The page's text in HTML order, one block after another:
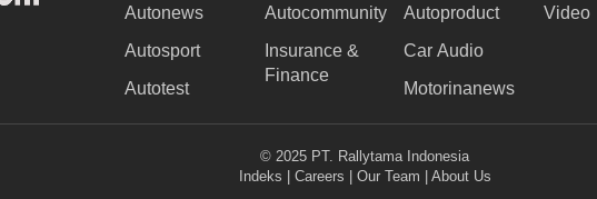
Autonews
Autosport
Autotest
Autocommunity
Insurance &
Finance
Autoproduct
Car Audio
Motorinanews
Video
© 2025 PT. Rallytama Indonesia
Indeks
Careers Our Team About Us